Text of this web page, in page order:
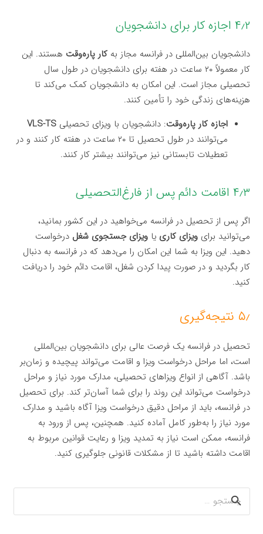
۴٫۲ اجازه کار برای دانشجویان
دانشجویان بین‌المللی در فرانسه مجاز بهکار پاره‌وقت هستند. این
کار معمولاً ۲۰ ساعت در هفته برای دانشجویان در طول سال
تحصیلی مجاز است. این امکان به دانشجویان کمک می‌کند تا
هزینه‌های زندگی خود را تأمین کنند.
اجازه کار پاره‌وقت: دانشجویان با ویزای تحصیلی VLS-TS
می‌توانند در طول تحصیل تا ۲۰ ساعت در هفته کار کنند و در
تعطیلات تابستانی نیز می‌توانند بیشتر کار کنند.
۴٫۳ اقامت دائم پس از فارغ‌التحصیلی
اگر پس از تحصیل در فرانسه می‌خواهید در این کشور بمانید،
می‌توانید برایویزای کاری یاویزای جستجوی شغل درخواست
دهید. این ویزا به شما این امکان را می‌دهد که در فرانسه به دنبال
کار بگردید و در صورت پیدا کردن شغل، اقامت دائم خود را دریافت
کنید.
۵٫ نتیجه‌گیری
تحصیل در فرانسه یک فرصت عالی برای دانشجویان بین‌المللی
است، اما مراحل درخواست ویزا و اقامت می‌تواند پیچیده و زمان‌بر
باشد. آگاهی از انواع ویزاهای تحصیلی، مدارک مورد نیاز و مراحل
درخواست می‌تواند این روند را برای شما آسان‌تر کند. برای تحصیل
در فرانسه، باید از مراحل دقیق درخواست ویزا آگاه باشید و مدارک
مورد نیاز را به‌طور کامل آماده کنید. همچنین، پس از ورود به
فرانسه، ممکن است نیاز به تمدید ویزا و رعایت قوانین مربوط به
اقامت داشته باشید تا از مشکلات قانونی جلوگیری کنید.
جستجو
برای: